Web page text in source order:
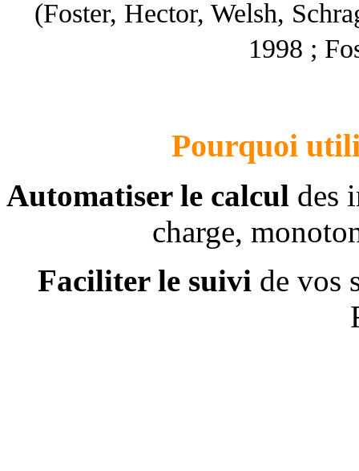
(Foster, Hector, Welsh,
1998 ;
Pourquoi
Automatiser le calcul des
charge,
Faciliter le suivi de vos